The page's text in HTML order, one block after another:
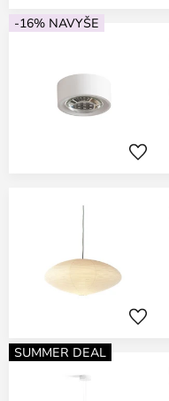
-16% NAVYŠE
SUMMER DEAL